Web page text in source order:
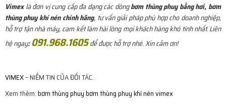
Vimexlà đơn vị cung cấp đa dạng các dòngbơm thùng phuy bằng hơi, bơm
thùng phuy khí nén chính hãng, tư vấn giải pháp phù hợp cho doanh nghiệp,
hỗ trợ tận nhà máy, cam kết làm hài lòng mọi khách hàng khó tính nhất. Liên
hệ ngay:091.968.1605để được hỗ trợ nhé. Xin cảm ơn!
VIMEX– NIỀM TIN CỦA ĐỐI TÁC.
Xem thêm:bơm thùng phuybơm thùng phuy khí nénvimex